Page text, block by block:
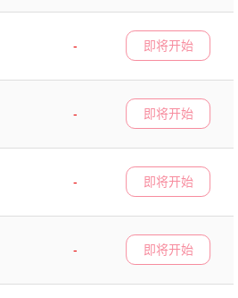
-
即将开始
-
即将开始
-
即将开始
-
即将开始